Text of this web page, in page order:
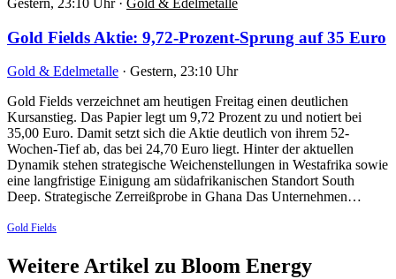
Gold Fields Aktie: 9,72-Prozent-Sprung auf 35 Euro
Gold & Edelmetalle · Gestern, 23:10 Uhr
Gold Fields verzeichnet am heutigen Freitag einen deutlichen
Kursanstieg. Das Papier legt um 9,72 Prozent zu und notiert bei
35,00 Euro. Damit setzt sich die Aktie deutlich von ihrem 52-
Wochen-Tief ab, das bei 24,70 Euro liegt. Hinter der aktuellen
Dynamik stehen strategische Weichenstellungen in Westafrika sowie
eine langfristige Einigung am südafrikanischen Standort South
Deep. Strategische Zerreißprobe in Ghana Das Unternehmen…
Gold Fields
Weitere Artikel zu Bloom Energy